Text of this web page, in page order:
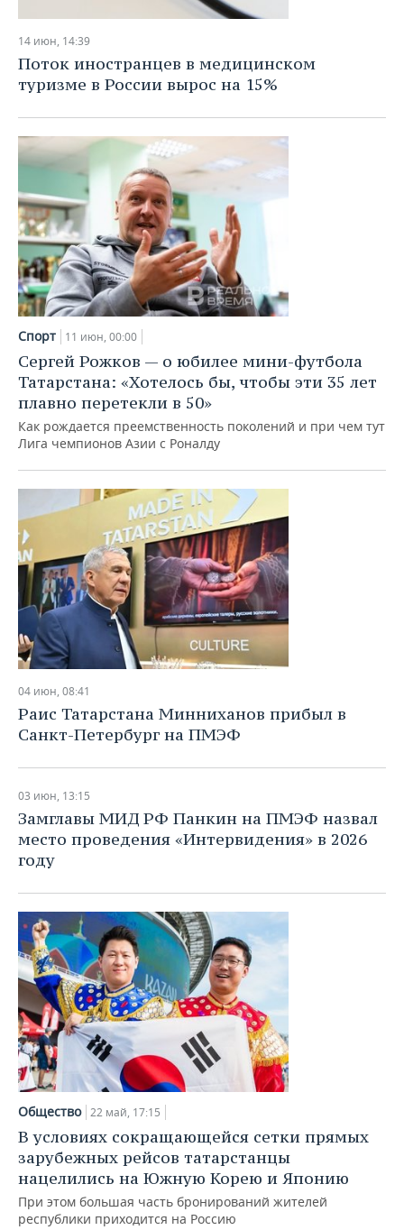
14 июн, 14:39
Поток иностранцев в медицинском
туризме в России вырос на 15%
Спорт 11 июн, 00:00
Сергей Рожков — о юбилее мини-футбола
Татарстана: «Хотелось бы, чтобы эти 35 лет
плавно перетекли в 50»
Как рождается преемственность поколений и при чем тут
Лига чемпионов Азии с Роналду
04 июн, 08:41
Раис Татарстана Минниханов прибыл в
Санкт-Петербург на ПМЭФ
03 июн, 13:15
Замглавы МИД РФ Панкин на ПМЭФ назвал
место проведения «Интервидения» в 2026
году
Общество 22 май, 17:15
В условиях сокращающейся сетки прямых
зарубежных рейсов татарстанцы
нацелились на Южную Корею и Японию
При этом большая часть бронирований жителей
республики приходится на Россию